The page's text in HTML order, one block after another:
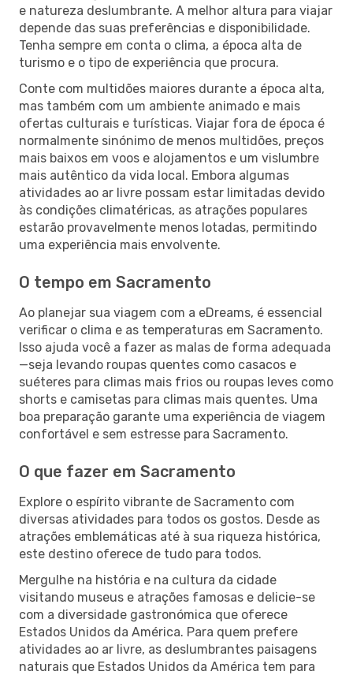
e natureza deslumbrante. A melhor altura para viajar
depende das suas preferências e disponibilidade.
Tenha sempre em conta o clima, a época alta de
turismo e o tipo de experiência que procura.
Conte com multidões maiores durante a época alta,
mas também com um ambiente animado e mais
ofertas culturais e turísticas. Viajar fora de época é
normalmente sinónimo de menos multidões, preços
mais baixos em voos e alojamentos e um vislumbre
mais autêntico da vida local. Embora algumas
atividades ao ar livre possam estar limitadas devido
às condições climatéricas, as atrações populares
estarão provavelmente menos lotadas, permitindo
uma experiência mais envolvente.
O tempo em Sacramento
Ao planejar sua viagem com a eDreams, é essencial
verificar o clima e as temperaturas em Sacramento.
Isso ajuda você a fazer as malas de forma adequada
—seja levando roupas quentes como casacos e
suéteres para climas mais frios ou roupas leves como
shorts e camisetas para climas mais quentes. Uma
boa preparação garante uma experiência de viagem
confortável e sem estresse para Sacramento.
O que fazer em Sacramento
Explore o espírito vibrante de Sacramento com
diversas atividades para todos os gostos. Desde as
atrações emblemáticas até à sua riqueza histórica,
este destino oferece de tudo para todos.
Mergulhe na história e na cultura da cidade
visitando museus e atrações famosas e delicie-se
com a diversidade gastronómica que oferece
Estados Unidos da América. Para quem prefere
atividades ao ar livre, as deslumbrantes paisagens
naturais que Estados Unidos da América tem para